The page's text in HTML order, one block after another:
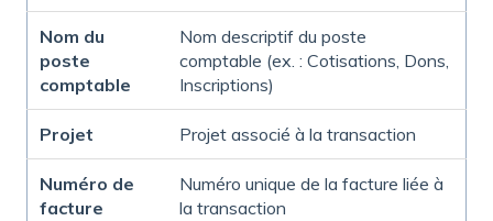
Nom du
poste
comptable
Nom descriptif du poste
comptable (ex. : Cotisations, Dons,
Inscriptions)
Projet Projet associé à la transaction
Numéro de
facture
Numéro unique de la facture liée à
la transaction